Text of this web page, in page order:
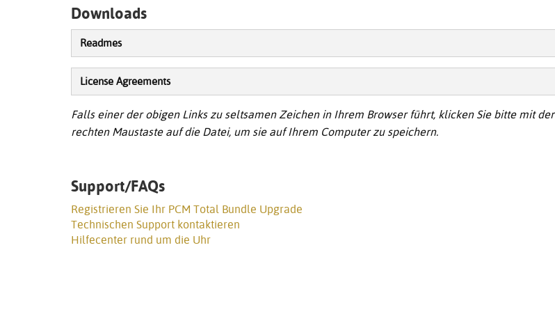
Downloads
Readmes
License Agreements
Falls einer der obigen Links zu seltsamen Zeichen in Ihrem Browser führt, klicken Sie bitte mit der
rechten Maustaste auf die Datei, um sie auf Ihrem Computer zu speichern.
Support/FAQs
Registrieren Sie Ihr PCM Total Bundle Upgrade
Technischen Support kontaktieren
Hilfecenter rund um die Uhr